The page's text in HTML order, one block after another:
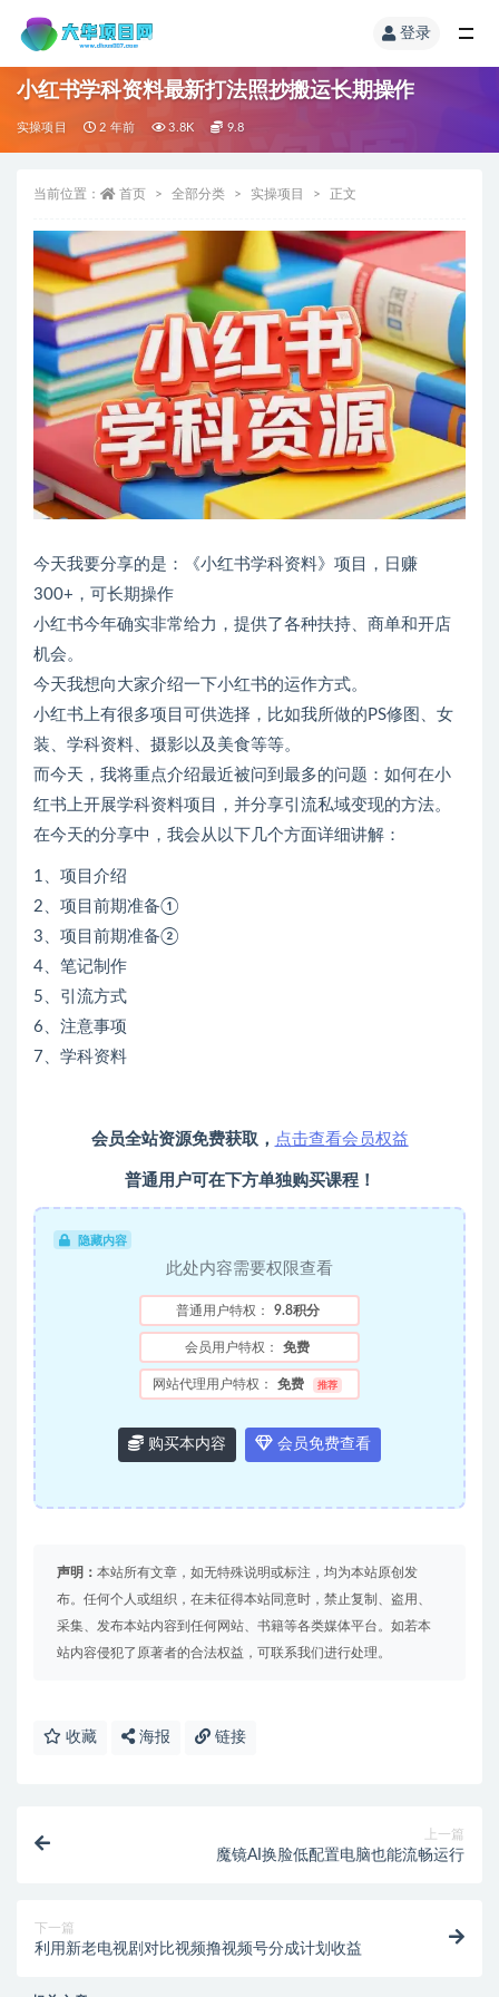
登录
小红书学科资料最新打法照抄搬运长期操作
实操项目 2 年前 3.8K 9.8
当前位置： 首页 全部分类 实操项目 正文
今天我要分享的是：《小红书学科资料》项目，日赚
300+，可长期操作
小红书今年确实非常给力，提供了各种扶持、商单和开店
机会。
今天我想向大家介绍一下小红书的运作方式。
小红书上有很多项目可供选择，比如我所做的PS修图、女
装、学科资料、摄影以及美食等等。
而今天，我将重点介绍最近被问到最多的问题：如何在小
红书上开展学科资料项目，并分享引流私域变现的方法。
在今天的分享中，我会从以下几个方面详细讲解：
1、项目介绍
2、项目前期准备①
3、项目前期准备②
4、笔记制作
5、引流方式
6、注意事项
7、学科资料
会员全站资源免费获取， 点击查看会员权益
普通用户可在下方单独购买课程！
隐藏内容
此处内容需要权限查看
普通用户特权： 9.8积分
会员用户特权： 免费
网站代理用户特权： 免费 推荐
购买本内容 会员免费查看
声明： 本站所有文章，如无特殊说明或标注，均为本站原创发
布。任何个人或组织，在未征得本站同意时，禁止复制、盗用、
采集、发布本站内容到任何网站、书籍等各类媒体平台。如若本
站内容侵犯了原著者的合法权益，可联系我们进行处理。
收藏 海报 链接
上一篇
魔镜AI换脸低配置电脑也能流畅运行
下一篇
利用新老电视剧对比视频撸视频号分成计划收益